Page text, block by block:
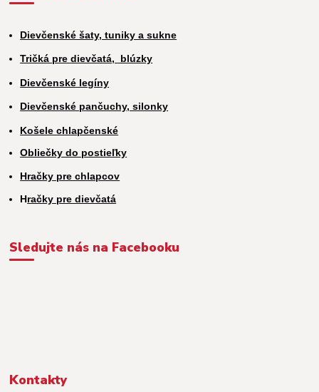
Dievčenské šaty, tuniky a sukne
Tričká pre dievčatá, blúzky
Dievčenské legíny
Dievčenské pančuchy, silonky
Košele chlapčenské
Obliečky do postieľky
Hračky pre chlapcov
Hračky pre dievčatá
Sledujte nás na Facebooku
Kontakty